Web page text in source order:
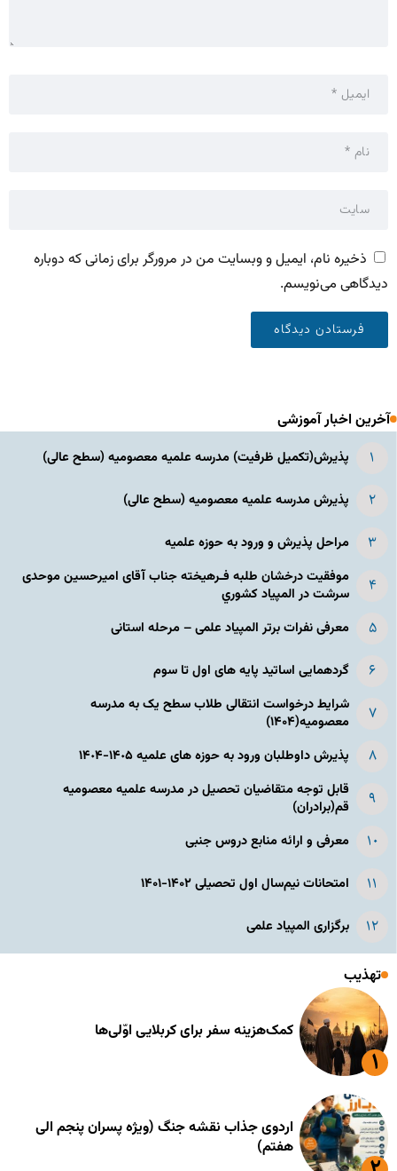
ذخیره نام، ایمیل و وبسایت من در مرورگر برای زمانی که دوباره
دیدگاهی می‌نویسم.
آخرین اخبار آموزشی
پذیرش(تکمیل ظرفیت) مدرسه علمیه معصومیه‌ (سطح عالی)
پذیرش مدرسه علمیه معصومیه‌ (سطح عالی)
مراحل پذیرش و ورود به حوزه علمیه
موفقیت درخشان طلبه فـرهیخته جناب آقای امیرحسین موحدی
سرشت در المپياد كشوري
معرفی نفرات برتر المپیاد علمی – مرحله استانی
گردهمایی اساتید پایه های اول تا سوم
شرایط درخواست انتقالی طلاب سطح یک به مدرسه
معصومیه(۱۴۰۴)
پذیرش داوطلبان ورود به حوزه های علمیه ١۴٠۵-١۴٠۴
قابل توجه متقاضیان تحصیل در مدرسه علمیه معصومیه
قم(برادران)
معرفی و ارائه منابع دروس جنبی
امتحانات نیم‌سال اول تحصیلی ۱۴۰۲-۱۴۰۱
برگزاری المپیاد علمی
تهذیب
کمک‌هزینه سفر برای کربلایی اوّلی‌ها
اردوی جذاب نقشه جنگ (ویژه پسران پنجم الی
هفتم)